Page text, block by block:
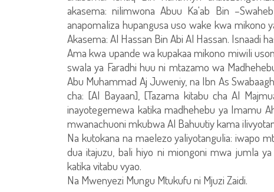
akasema: nilimwona Abuu Ka'ab Bin
anapomaliza hupangusa uso wake kwa mikono
Akasema: Al Hassan Bin Abi Al Hassan. Isnaadi
Ama kwa upande wa kupakaa mikono miwili
swala ya Faradhi huu ni mtazamo wa
Abu Muhammad Aj Juweniy, na Ibn As
cha: [Al Bayaan], [Tazama kitabu cha Al
inayotegemewa katika madhehebu ya Imamu
mwanachuoni mkubwa Al Bahuutiy kama
Na kutokana na maelezo yaliyotangulia: iwapo
dua itajuzu, bali hiyo ni miongoni mwa jumla
katika vitabu vyao.
Na Mwenyezi Mungu Mtukufu ni Mjuzi Zaidi.